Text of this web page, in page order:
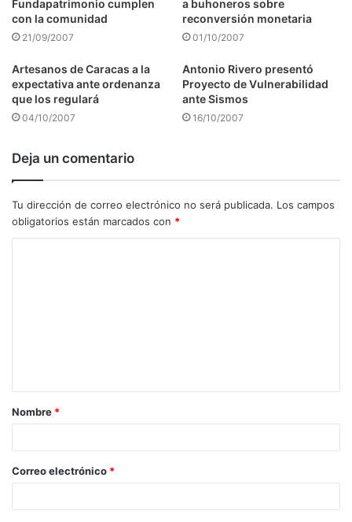
Fundapatrimonio cumplen
con la comunidad
21/09/2007
a buhoneros sobre
reconversión monetaria
01/10/2007
Artesanos de Caracas a la
expectativa ante ordenanza
que los regulará
04/10/2007
Antonio Rivero presentó
Proyecto de Vulnerabilidad
ante Sismos
16/10/2007
Deja un comentario
Tu dirección de correo electrónico no será publicada. Los campos
obligatorios están marcados con *
a
r
*
Nombre *
Correo electrónico *